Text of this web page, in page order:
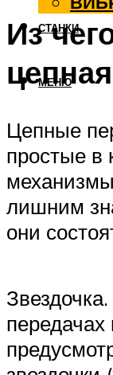
СТАНКИ
МЕНЮ
Из
Цепные
простые в
лишним
они
передачах